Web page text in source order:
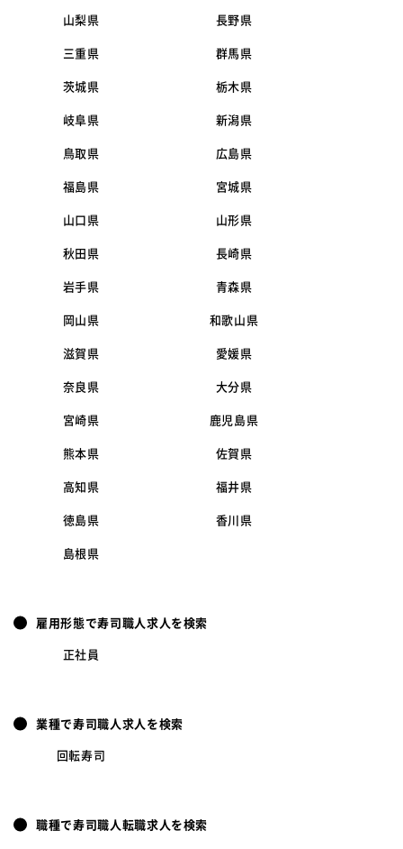
山梨県 長野県
三重県 群馬県
茨城県 栃木県
岐阜県 新潟県
鳥取県 広島県
福島県 宮城県
山口県 山形県
秋田県 長崎県
岩手県 青森県
岡山県 和歌山県
滋賀県 愛媛県
奈良県 大分県
宮崎県 鹿児島県
熊本県 佐賀県
高知県 福井県
徳島県 香川県
島根県
雇用形態で寿司職人求人を検索
正社員
業種で寿司職人求人を検索
回転寿司
職種で寿司職人転職求人を検索